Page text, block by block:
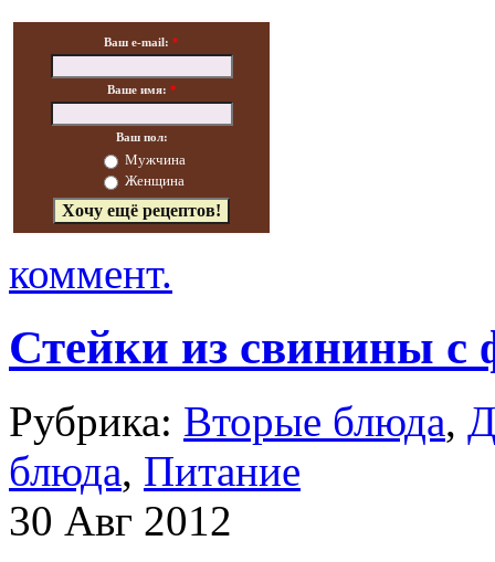
Ваш e-mail: *
Ваше имя: *
Ваш пол:
Мужчина
Женщина
коммент.
Стейки из свинины с
Рубрика: Вторые блюда,
блюда, Питание
30 Авг 2012